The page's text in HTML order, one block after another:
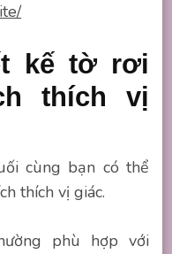
kế tờ rơi
thích vị
cùng bạn có thể
thích vị giác.
phù hợp với